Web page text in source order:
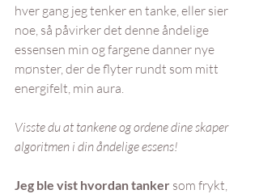
hver gang jeg tenker en tanke, eller sier
noe, så påvirker det denne åndelige
essensen min og fargene danner nye
mønster, der de flyter rundt som mitt
energifelt, min aura.
Visste du at tankene og ordene dine skaper
algoritmen i din åndelige essens!
Jeg ble vist hvordan tanker som frykt,